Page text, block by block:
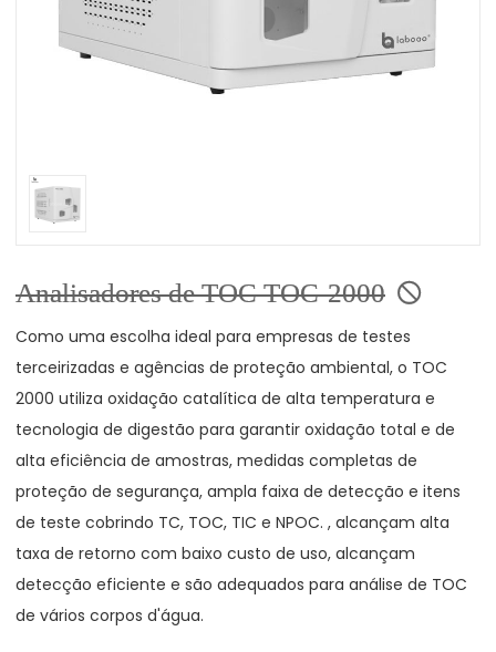
Analisadores de TOC TOC-2000
Como uma escolha ideal para empresas de testes
terceirizadas e agências de proteção ambiental, o TOC
2000 utiliza oxidação catalítica de alta temperatura e
tecnologia de digestão para garantir oxidação total e de
alta eficiência de amostras, medidas completas de
proteção de segurança, ampla faixa de detecção e itens
de teste cobrindo TC, TOC, TIC e NPOC. , alcançam alta
taxa de retorno com baixo custo de uso, alcançam
detecção eficiente e são adequados para análise de TOC
de vários corpos d'água.